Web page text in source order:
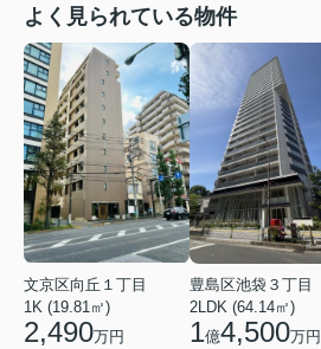
よく見られている物件
文京区向丘１丁目
1K (19.81㎡)
2,490万円
豊島区池袋３丁目
2LDK (64.14㎡)
1億4,500万円